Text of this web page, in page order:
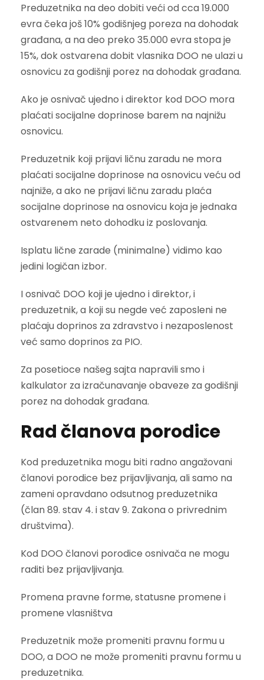
Preduzetnika na deo dobiti veći od cca 19.000
evra čeka još 10% godišnjeg poreza na dohodak
građana, a na deo preko 35.000 evra stopa je
15%, dok ostvarena dobit vlasnika DOO ne ulazi u
osnovicu za godišnji porez na dohodak građana.
Ako je osnivač ujedno i direktor kod DOO mora
plaćati socijalne doprinose barem na najnižu
osnovicu.
Preduzetnik koji prijavi ličnu zaradu ne mora
plaćati socijalne doprinose na osnovicu veću od
najniže, a ako ne prijavi ličnu zaradu plaća
socijalne doprinose na osnovicu koja je jednaka
ostvarenem neto dohodku iz poslovanja.
Isplatu lične zarade (minimalne) vidimo kao
jedini logičan izbor.
I osnivač DOO koji je ujedno i direktor, i
preduzetnik, a koji su negde već zaposleni ne
plaćaju doprinos za zdravstvo i nezaposlenost
već samo doprinos za PIO.
Za posetioce našeg sajta napravili smo i
kalkulator za izračunavanje obaveze za godišnji
porez na dohodak građana.
Rad članova porodice
Kod preduzetnika mogu biti radno angažovani
članovi porodice bez prijavljivanja, ali samo na
zameni opravdano odsutnog preduzetnika
(član 89. stav 4. i stav 9. Zakona o privrednim
društvima).
Kod DOO članovi porodice osnivača ne mogu
raditi bez prijavljivanja.
Promena pravne forme, statusne promene i
promene vlasništva
Preduzetnik može promeniti pravnu formu u
DOO, a DOO ne može promeniti pravnu formu u
preduzetnika.